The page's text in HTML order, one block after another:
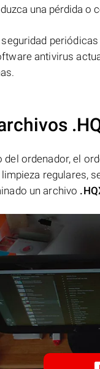
una pérdida o
antivirus
del ordenador, el
regulares,
un archivo